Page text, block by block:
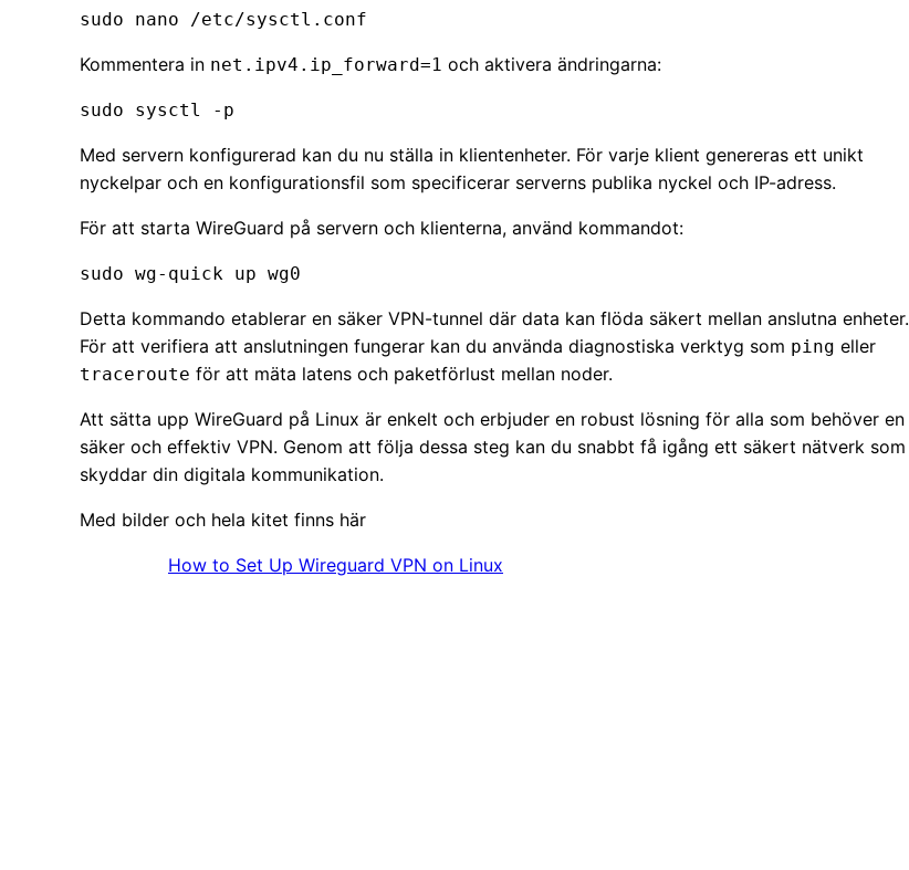
sudo nano /etc/sysctl.conf
Kommentera in net.ipv4.ip_forward=1 och aktivera ändringarna:
sudo sysctl -p
Med servern konfigurerad kan du nu ställa in klientenheter. För varje klient genereras ett unikt
nyckelpar och en konfigurationsfil som specificerar serverns publika nyckel och IP-adress.
För att starta WireGuard på servern och klienterna, använd kommandot:
sudo wg-quick up wg0
Detta kommando etablerar en säker VPN-tunnel där data kan flöda säkert mellan anslutna enheter.
För att verifiera att anslutningen fungerar kan du använda diagnostiska verktyg som ping eller
traceroute för att mäta latens och paketförlust mellan noder.
Att sätta upp WireGuard på Linux är enkelt och erbjuder en robust lösning för alla som behöver en
säker och effektiv VPN. Genom att följa dessa steg kan du snabbt få igång ett säkert nätverk som
skyddar din digitala kommunikation.
Med bilder och hela kitet finns här
How to Set Up Wireguard VPN on Linux